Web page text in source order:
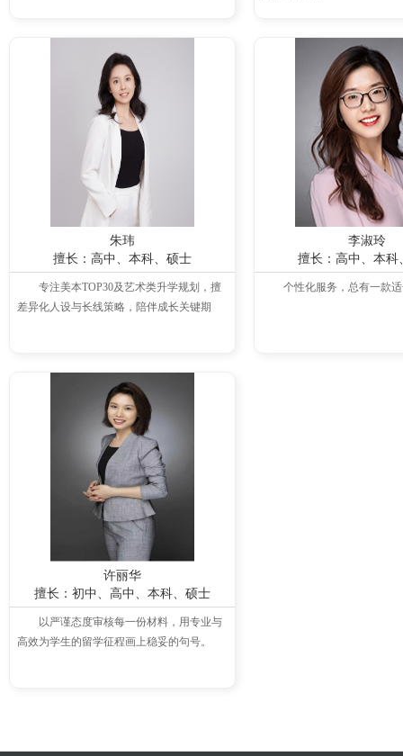
朱玮
擅长：高中、本科、硕士
专注美本TOP30及艺术类升学规划，擅
差异化人设与长线策略，陪伴成长关键期
李淑玲
擅长：高中、本科
个性化服务，总有一款
许丽华
擅长：初中、高中、本科、硕士
以严谨态度审核每一份材料，用专业与
高效为学生的留学征程画上稳妥的句号。